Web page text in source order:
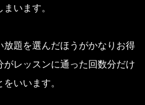
います。
題を選んだほうがかなりお得
レッスンに通った回数分だけ
いいます。